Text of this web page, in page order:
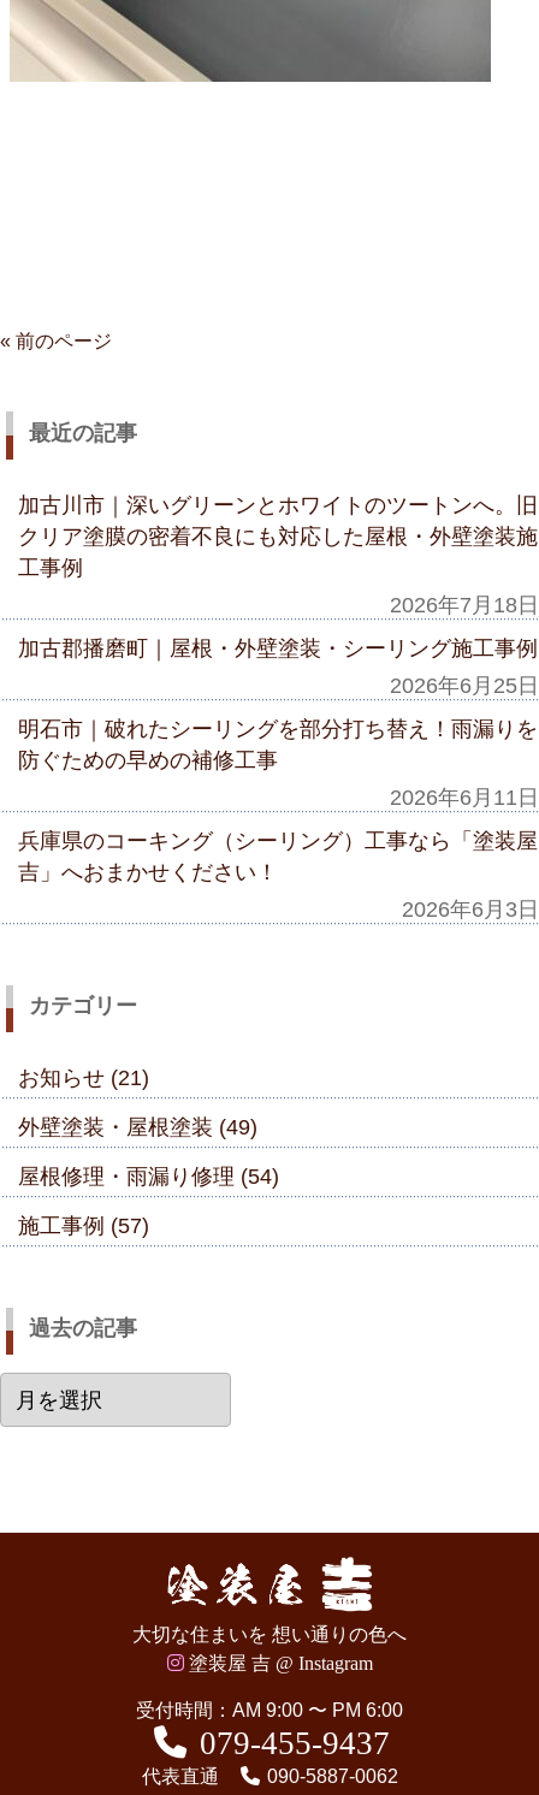
« 前のページ
最近の記事
加古川市｜深いグリーンとホワイトのツートンへ。旧
クリア塗膜の密着不良にも対応した屋根・外壁塗装施
工事例
2026年7月18日
加古郡播磨町｜屋根・外壁塗装・シーリング施工事例
2026年6月25日
明石市｜破れたシーリングを部分打ち替え！雨漏りを
防ぐための早めの補修工事
2026年6月11日
兵庫県のコーキング（シーリング）工事なら「塗装屋
吉」へおまかせください！
2026年6月3日
カテゴリー
お知らせ (21)
外壁塗装・屋根塗装 (49)
屋根修理・雨漏り修理 (54)
施工事例 (57)
過去の記事
去
大切な住まいを 想い通りの色へ
塗装屋 吉 @ Instagram
受付時間：AM 9:00 〜 PM 6:00
079-455-9437
代表直通 090-5887-0062